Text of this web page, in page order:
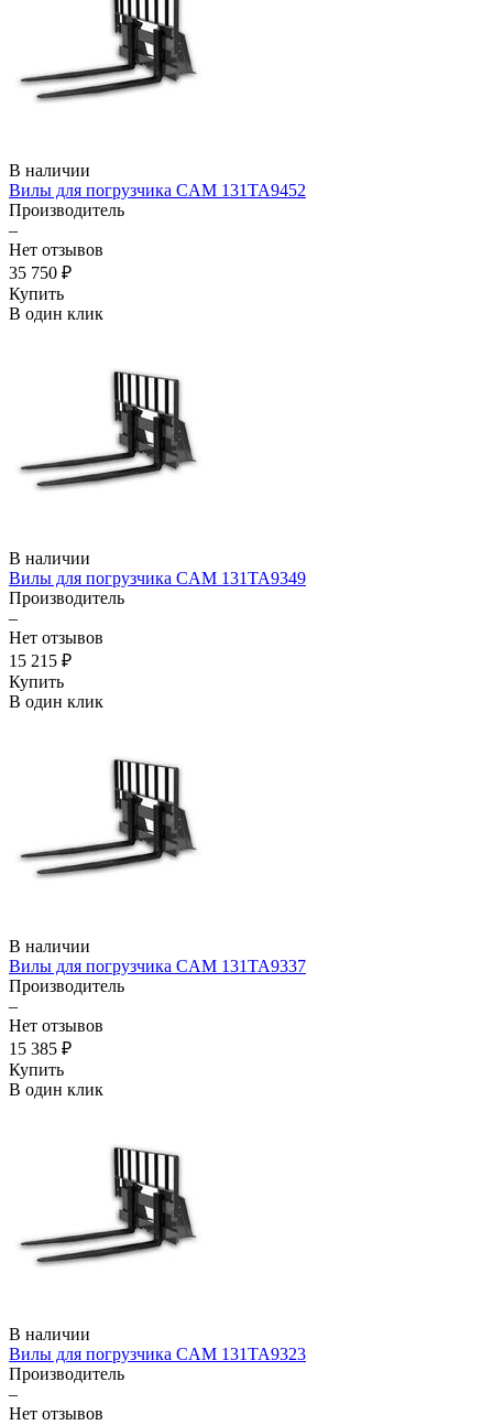
В наличии
Вилы для погрузчика CAM 131TA9452
Производитель
–
Нет отзывов
35 750 ₽
Купить
В один клик
В наличии
Вилы для погрузчика CAM 131TA9349
Производитель
–
Нет отзывов
15 215 ₽
Купить
В один клик
В наличии
Вилы для погрузчика CAM 131TA9337
Производитель
–
Нет отзывов
15 385 ₽
Купить
В один клик
В наличии
Вилы для погрузчика CAM 131TA9323
Производитель
–
Нет отзывов